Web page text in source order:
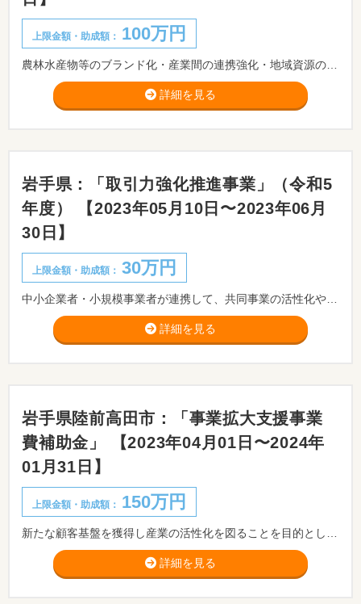
上限金額・助成額： 100万円
詳細を見る
岩手県：「取引力強化推進事業」（令和5
年度） 【2023年05月10日〜2023年06月
30日】
上限金額・助成額： 30万円
詳細を見る
岩手県陸前高田市：「事業拡大支援事業
費補助金」 【2023年04月01日〜2024年
01月31日】
上限金額・助成額： 150万円
詳細を見る